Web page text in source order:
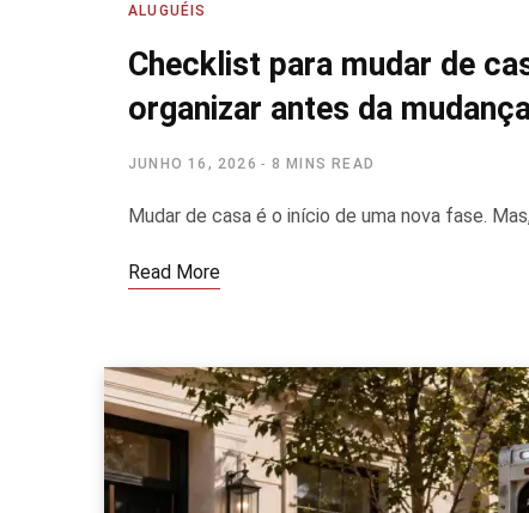
ALUGUÉIS
Checklist para mudar de
organizar antes da
JUNHO 16, 2026 8 MINS READ
Mudar de casa é o início de uma nova fase.
Read More